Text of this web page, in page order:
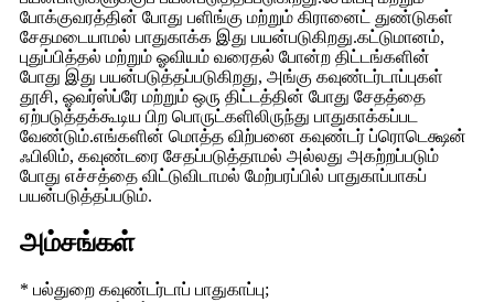
போக்குவரத்தின் போது பளிங்கு மற்றும் கிரானைட் துண்டுகள்
சேதமடையாமல் பாதுகாக்க இது பயன்படுகிறது.கட்டுமானம்,
புதுப்பித்தல் மற்றும் ஓவியம் வரைதல் போன்ற திட்டங்களின்
போது இது பயன்படுத்தப்படுகிறது, அங்கு கவுண்டர்டாப்புகள்
தூசி, ஓவர்ஸ்ப்ரே மற்றும் ஒரு திட்டத்தின் போது சேதத்தை
ஏற்படுத்தக்கூடிய பிற பொருட்களிலிருந்து பாதுகாக்கப்பட
வேண்டும்.எங்களின் மொத்த விற்பனை கவுண்டர் ப்ரொடெக்ஷன்
ஃபிலிம், கவுண்டரை சேதப்படுத்தாமல் அல்லது அகற்றப்படும்
போது எச்சத்தை விட்டுவிடாமல் மேற்பரப்பில் பாதுகாப்பாகப்
பயன்படுத்தப்படும்.
அம்சங்கள்
* பல்துறை கவுண்டர்டாப் பாதுகாப்பு;